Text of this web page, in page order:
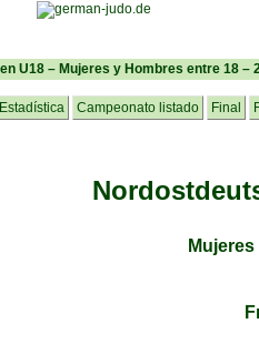
U18 – Mujeres y Hombres entre 18 –
Estadística Campeonato listado Final